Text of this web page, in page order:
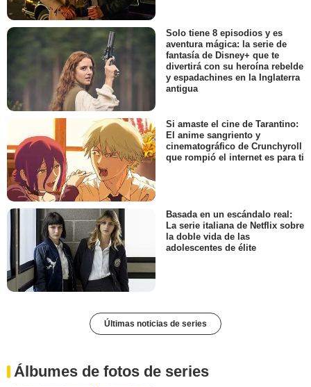
Solo tiene 8 episodios y es
aventura mágica: la serie de
fantasía de Disney+ que te
divertirá con su heroína rebelde
y espadachines en la Inglaterra
antigua
Si amaste el cine de Tarantino:
El anime sangriento y
cinematográfico de Crunchyroll
que rompió el internet es para ti
Basada en un escándalo real:
La serie italiana de Netflix sobre
la doble vida de las
adolescentes de élite
Últimas noticias de series
Álbumes de fotos de series